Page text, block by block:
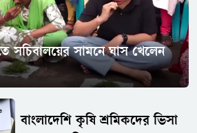
সচিবালয়ের সামনে ঘাস খেলেন
বাংলাদেশি কৃষি শ্রমিকদের ভিসা